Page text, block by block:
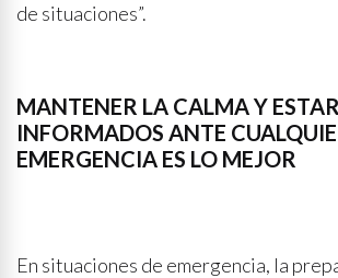
de situaciones”.
MANTENER LA CALMA Y ESTAR
INFORMADOS ANTE
EMERGENCIA ES LO MEJOR
En situaciones de emergencia, la